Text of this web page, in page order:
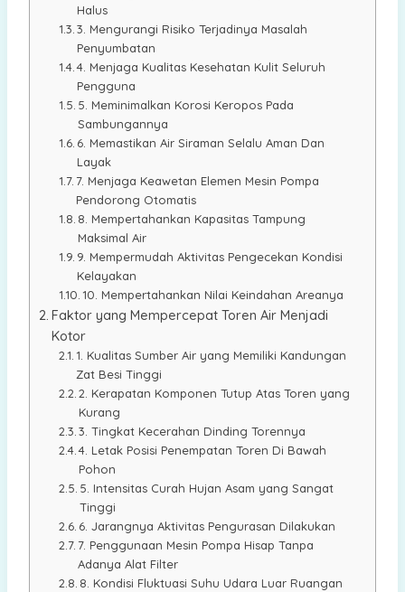
Halus
3. Mengurangi Risiko Terjadinya Masalah
Penyumbatan
4. Menjaga Kualitas Kesehatan Kulit Seluruh
Pengguna
5. Meminimalkan Korosi Keropos Pada
Sambungannya
6. Memastikan Air Siraman Selalu Aman Dan
Layak
7. Menjaga Keawetan Elemen Mesin Pompa
Pendorong Otomatis
8. Mempertahankan Kapasitas Tampung
Maksimal Air
9. Mempermudah Aktivitas Pengecekan Kondisi
Kelayakan
10. Mempertahankan Nilai Keindahan Areanya
Faktor yang Mempercepat Toren Air Menjadi
Kotor
1. Kualitas Sumber Air yang Memiliki Kandungan
Zat Besi Tinggi
2. Kerapatan Komponen Tutup Atas Toren yang
Kurang
3. Tingkat Kecerahan Dinding Torennya
4. Letak Posisi Penempatan Toren Di Bawah
Pohon
5. Intensitas Curah Hujan Asam yang Sangat
Tinggi
6. Jarangnya Aktivitas Pengurasan Dilakukan
7. Penggunaan Mesin Pompa Hisap Tanpa
Adanya Alat Filter
8. Kondisi Fluktuasi Suhu Udara Luar Ruangan